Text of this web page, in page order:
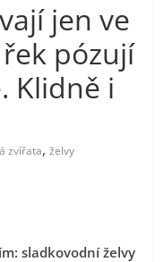
jen ve
pózují
Klidně i
zvířata,želvy
sladkovodní želvy